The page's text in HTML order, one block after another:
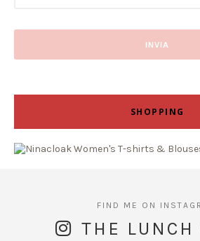
SHOPPING
THE LUNCH